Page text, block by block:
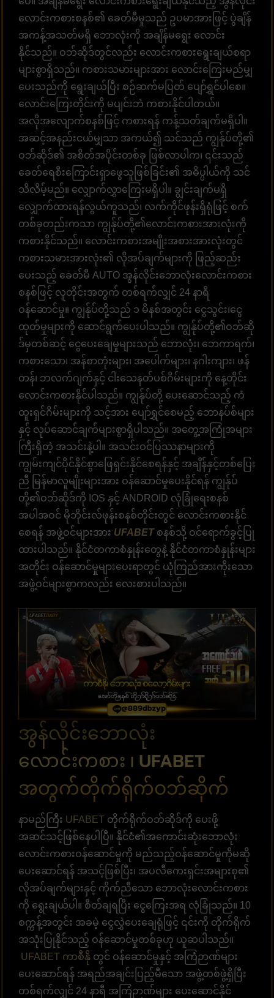
လောင်းကစားစနစ်၏ ခေတ်မီမှုသည် ဥပမာအားဖြင့် ပွဲချိန်
အကန့်အသတ်မရှိ ဘောလုံးကို အချိန်မရွေး လောင်း
နိုင်သည်။ ဝဘ်ဆိုဒ်တွင်လည်း လောင်းကစားရွေးချယ်စရာ
များစွာရှိသည်။ ကစားသမားများအား လောင်းကြေးမည်မျှ
ပေးသည်ကို ရွေးချယ်ပြီး စဉ်ဆက်မပြတ် ပျော်ရွှင်ပါစေ။
လောင်းကြေးတိုင်းကို မပျင်းဘဲ ကစားနိုင်ပါတယ်။
အလိုအလျောက်စနစ်ဖြင့် ကစားရန် ကန့်သတ်ချက်မရှိပါ။
အဆင့်အနည်းငယ်မျှသာ အကယ်၍ သင်သည် ကျွန်ုပ်တို့၏
ဝဘ်ဆိုဒ်၏ အစိတ်အပိုင်းတစ်ခု ဖြစ်လာပါက၊ ၎င်းသည်
ခေတ်ရေစီးကြောင်းရှာဖွေသူဖြစ်ခြင်း၏ အဓိပ္ပါယ်ကို သင်
သိလိမ့်မည်။ လျှောက်လွှာကြေးမရှိပါ။ ချွင်းချက်မရှိ
လျှောက်ထားရန်လွယ်ကူသည်၊ လက်ကိုင်ဖုန်းရှိရုံဖြင့် စက်
တစ်ခုတည်းကသာ ကျွန်ုပ်တို့၏လောင်းကစားအားလုံးကို
ကစားနိုင်သည်။ လောင်းကစားအမျိုးအစားအားလုံးတွင်
ကစားသမားအားလုံး၏ လိုအပ်ချက်များကို ဖြည့်ဆည်း
ပေးသည့် ခေတ်မီ AUTO အွန်လိုင်းဘောလုံးလောင်းကစား
စနစ်ဖြင့် လူတိုင်းအတွက် တစ်ရက်လျှင် 24 နာရီ
ဝန်ဆောင်မှု။ ကျွန်ုပ်တို့သည် ၁ မိနစ်အတွင်း ငွေသွင်း၊ငွေ
ထုတ်မှုများကို ဆောင်ရွက်ပေးပါသည်။ ကျွန်ုပ်တို့၏ဝဘ်ဆို
ဒ်မှတစ်ဆင့် ငွေပေးချေမှုများသည် ဘောလုံး၊ ဘေကာရက်၊
ကစားသော၊ အန်စာတုံးများ၊ အပေါက်များ၊ နဂါးကျား၊ ဖန်
တန်၊ ဘလက်ဂျက်နှင့် ငါးသေနတ်ပစ်ဂိမ်းများကို နေ့တိုင်း
လောင်းကစားနိုင်ပါသည်။ ကျွန်ုပ်တို့ ပေးဆောင်သည့် ကံ
ထူးရှင်ဂိမ်းများကို သင့်အား ပျော်ရွှင်စေမည့် ဘောနပ်စ်များ
နှင့် လုပ်ဆောင်ချက်များစွာရှိပါသည်။ အတွေ့အကြုံအများ
ကြီးရှိတဲ့ အသင်းနဲ့ပါ။ အသင်းဝင်ပြဿနာများကို
ကျွမ်းကျင်ပိုင်နိုင်စွာဖြေရှင်းနိုင်စေရန်နှင့် အချိန်နှင့်တစ်ပြေး
ညီ မြန်မာလူမျိုးများအား ဝန်ဆောင်မှုပေးနိုင်ရန် ကျွန်ုပ်
တို့၏ဝဘ်ဆိုဒ်ကို IOS နှင့် ANDROID လုံခြုံရေးစနစ်
အပါအဝင် မိုဘိုင်းလ်ဖုန်းစနစ်တိုင်းတွင် လောင်းကစားနိုင်
စေရန် အဖွဲ့ဝင်များအား UFABETစနစ်သို့ ဝင်ရောက်ခွင့်ပြု
ထားပါသည်။ နိုင်ငံတကာစံနှုန်းတွေနဲ့ နိုင်ငံတကာစံနှုန်းများ
အတိုင်း ဝန်ဆောင်မှုများပေးရာတွင် ယုံကြည်အားကိုးသော
အဖွဲ့ဝင်များစွာကလည်း လေးစားပါသည်။
အွန်လိုင်းဘောလုံး
လောင်းကစား ၊ UFABET
အတွက်တိုက်ရိုက်ဝဘ်ဆိုက်
နာမည်ကြီး UFABET တိုက်ရိုက်ဝဘ်ဆိုဒ်ကို ပေးဖို့
အဆင်သင့်ဖြစ်နေပါပြီ။ နိုင်ငံ၏အကောင်းဆုံးဘောလုံး
လောင်းကစားဝန်ဆောင်မှုကို မည်သည့်ဝန်ဆောင်မှုကိုမဆို
ပေးဆောင်ရန် အသင့်ဖြစ်ပြီး၊ အပလီကေးရှင်းအများစု၏
လိုအပ်ချက်များနှင့် ကိုက်ညီသော ဘောလုံးလောင်းကစား
ကို ရွေးချယ်ပါ။ စီတ်ချရပြီး ငွေကြေးအရ လုံခြုံသည်။ 10
စက္ကန့်အတွင်း အခမဲ့ ငွေလွှဲပေးချေရုံဖြင့် ၎င်းကို တိုက်ရိုက်
အသုံးပြုနိုင်သည့် ဝန်ဆောင်မှုတစ်ခုဟု ယူဆပါသည်။
UFABET ကာစီနို တွင် ဝန်ဆောင်မှုနှင့် အကြံဉာဏ်များ
ပေးဆောင်ရန် အရည်အချင်းပြည့်မီသော အဖွဲ့တစ်ဖွဲ့ရှိပြီး
တစ်ရက်လျှင် 24 နာရီ အကြံဉာဏ်များ ပေးဆောင်နိုင်